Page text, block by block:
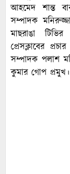
আহমেদ শান্ত
সম্পাদক
মাছরাঙা
প্রেসক্লাবের
সম্পাদক পলাশ
কুমার গোপ প্রমুখ।